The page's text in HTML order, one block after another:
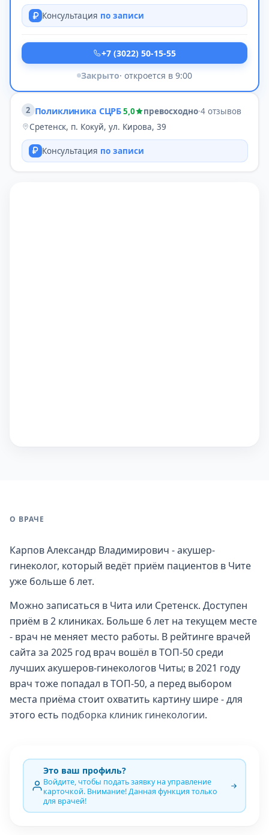
Консультация по записи
+7 (3022) 50-15-55
Закрыто· откроется в 9:00
2 Поликлиника СЦРБ5,0 превосходно·4 отзывов
Сретенск, п. Кокуй, ул. Кирова, 39
Консультация по записи
О ВРАЧЕ
Карпов Александр Владимирович - акушер-
гинеколог, который ведёт приём пациентов в Чите
уже больше 6 лет.
Можно записаться в Чита или Сретенск. Доступен
приём в 2 клиниках. Больше 6 лет на текущем месте
- врач не меняет место работы. В рейтинге врачей
сайта за 2025 год врач вошёл в ТОП-50 среди
лучших акушеров-гинекологов Читы; в 2021 году
врач тоже попадал в ТОП-50, а перед выбором
места приёма стоит охватить картину шире - для
этого есть подборка клиник гинекологии.
Это ваш профиль?
Войдите, чтобы подать заявку на управление
карточкой. Внимание! Данная функция только
для врачей!